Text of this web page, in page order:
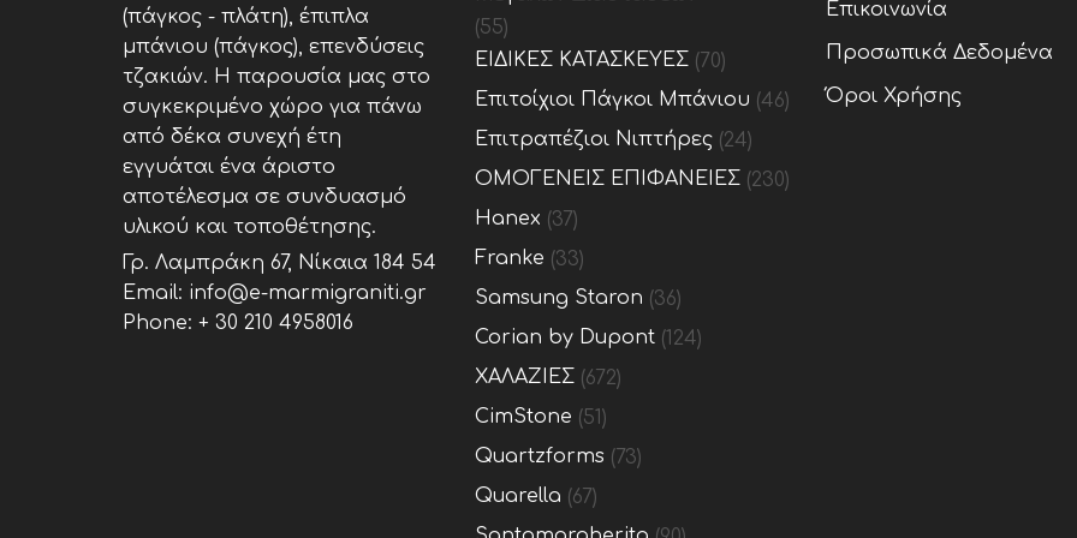
(πάγκος - πλάτη), έπιπλα
μπάνιου (πάγκος), επενδύσεις
τζακιών. Η παρουσία μας στο
συγκεκριμένο χώρο για πάνω
από δέκα συνεχή έτη
εγγυάται ένα άριστο
αποτέλεσμα σε συνδυασμό
υλικού και τοποθέτησης.
Γρ. Λαμπράκη 67, Νίκαια 184 54
Email: info@e-marmigraniti.gr
Phone: + 30 210 4958016
(55)
ΕΙΔΙΚΕΣ ΚΑΤΑΣΚΕΥΕΣ (70)
Επιτοίχιοι Πάγκοι Μπάνιου (46)
Επιτραπέζιοι Νιπτήρες (24)
ΟΜΟΓΕΝΕΙΣ ΕΠΙΦΑΝΕΙΕΣ (230)
Hanex (37)
Franke (33)
Samsung Staron (36)
Corian by Dupont (124)
ΧΑΛΑΖΙΕΣ (672)
CimStone (51)
Quartzforms (73)
Quarella (67)
Επικοινωνία
Προσωπικά Δεδομένα
Όροι Χρήσης